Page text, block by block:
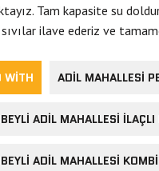
Tam kapasite su
ilave ederiz ve
WITH ADIL MAHALLESI
ADIL MAHALLESI
ADIL MAHALLESI